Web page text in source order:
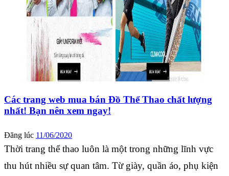
Các trang web mua bán Đồ Thể Thao chất lượng
nhất! Bạn nên xem ngay!
Đăng lúc 11/06/2020
Thời trang thể thao luôn là một trong những lĩnh vực
thu hút nhiều sự quan tâm. Từ giày, quần áo, phụ kiện